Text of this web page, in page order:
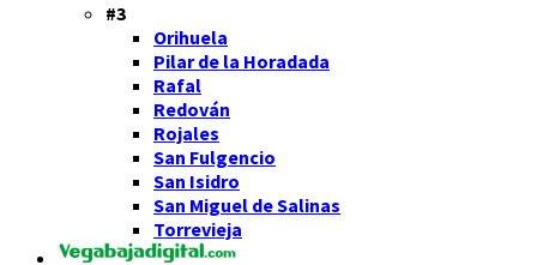
#3
Orihuela
Pilar de la Horadada
Rafal
Redován
Rojales
San Fulgencio
San Isidro
San Miguel de Salinas
Torrevieja